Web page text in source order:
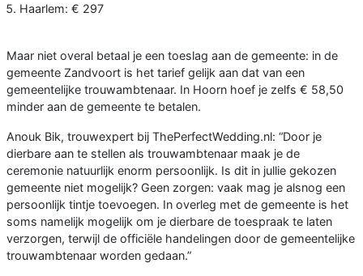
Haarlem: € 297
Maar niet overal betaal je een toeslag aan de gemeente: in de
gemeente Zandvoort is het tarief gelijk aan dat van een
gemeentelijke trouwambtenaar. In Hoorn hoef je zelfs € 58,50
minder aan de gemeente te betalen.
Anouk Bik, trouwexpert bij ThePerfectWedding.nl: “Door je
dierbare aan te stellen als trouwambtenaar maak je de
ceremonie natuurlijk enorm persoonlijk. Is dit in jullie gekozen
gemeente niet mogelijk? Geen zorgen: vaak mag je alsnog een
persoonlijk tintje toevoegen. In overleg met de gemeente is het
soms namelijk mogelijk om je dierbare de toespraak te laten
verzorgen, terwijl de officiële handelingen door de gemeentelijke
trouwambtenaar worden gedaan.”